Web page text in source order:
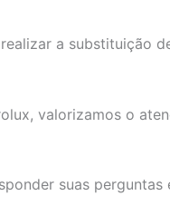
a substituição
valorizamos o
suas perguntas